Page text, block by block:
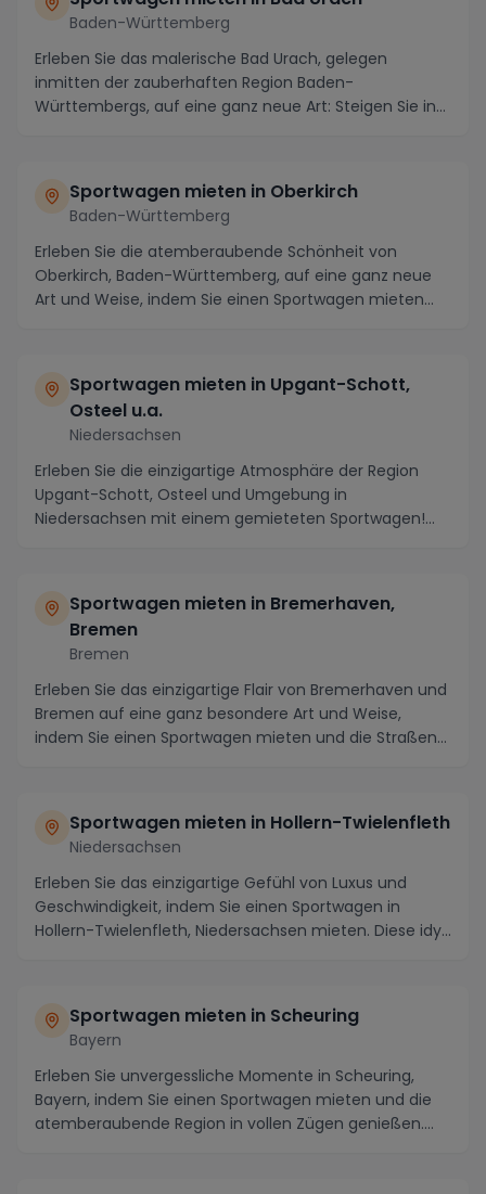
Baden-Württemberg
Erleben Sie das malerische Bad Urach, gelegen
inmitten der zauberhaften Region Baden-
Württembergs, auf eine ganz neue Art: Steigen Sie in
Sportwagen mieten in Oberkirch
Baden-Württemberg
Erleben Sie die atemberaubende Schönheit von
Oberkirch, Baden-Württemberg, auf eine ganz neue
Art und Weise, indem Sie einen Sportwagen mieten
Sportwagen mieten in Upgant-Schott,
Osteel u.a.
Niedersachsen
Erleben Sie die einzigartige Atmosphäre der Region
Upgant-Schott, Osteel und Umgebung in
Niedersachsen mit einem gemieteten Sportwagen!
Sportwagen mieten in Bremerhaven,
Bremen
Bremen
Erleben Sie das einzigartige Flair von Bremerhaven und
Bremen auf eine ganz besondere Art und Weise,
indem Sie einen Sportwagen mieten und die Straßen...
Sportwagen mieten in Hollern-Twielenfleth
Niedersachsen
Erleben Sie das einzigartige Gefühl von Luxus und
Geschwindigkeit, indem Sie einen Sportwagen in
Hollern-Twielenfleth, Niedersachsen mieten. Diese idy...
Sportwagen mieten in Scheuring
Bayern
Erleben Sie unvergessliche Momente in Scheuring,
Bayern, indem Sie einen Sportwagen mieten und die
atemberaubende Region in vollen Zügen genießen.